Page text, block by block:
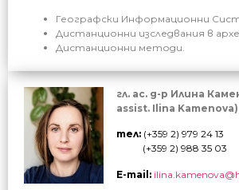
Географски Информационни
Дистанционни изследвания в
Дистанционни методи.
гл. ас. д-р Илина
assist. Ilina Kamenova)
тел: (+359 2) 979 24 13
(+359 2) 988 35 03
E-mail: